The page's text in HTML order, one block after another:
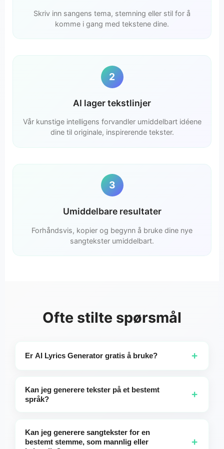
Skriv inn sangens tema, stemning eller stil for å
komme i gang med tekstene dine.
2
AI lager tekstlinjer
Vår kunstige intelligens forvandler umiddelbart idéene
dine til originale, inspirerende tekster.
3
Umiddelbare resultater
Forhåndsvis, kopier og begynn å bruke dine nye
sangtekster umiddelbart.
Ofte stilte spørsmål
Er AI Lyrics Generator gratis å bruke? +
dag. Abonnenter får ubegrenset tilgang.
Kan jeg generere tekster på et bestemt
språk?
+
eksempel: "en bursdagssang på engelsk for min 10 år
gamle sønn Hunter"—vil teksten til sangen bli generert på
Kan jeg generere sangtekster for en
bestemt stemme, som mannlig eller
+